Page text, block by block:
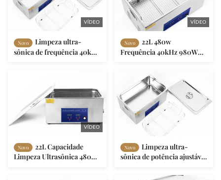
VÍDEO
Novo
Limpeza ultra-
sônica de frequência 40kHz
VÍDEO
Novo
22L 480w
Frequência 40kHz 980W
temporizador 0 ~ 30min
VÍDEO
Novo
22L Capacidade
Limpeza Ultrasônica 480w
Novo
Limpeza ultra-
sônica de potência ajustável
sônica industrial de grande